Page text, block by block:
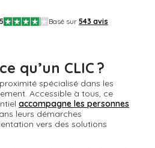
Basé sur 543 avis
spécialisé dans les
Accessible à tous, ce
accompagne les personnes
leurs démarches
vers des solutions
qu’un CLIC ?